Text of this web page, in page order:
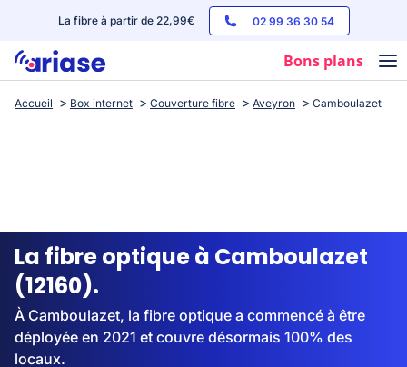
La fibre à partir de 22,99€ 02 99 36 30 54
Bons plans
Box internet
Streaming
Accueil Box internet Couverture fibre Aveyron Camboulazet
La fibre optique à Camboulazet
(12160).
À Camboulazet, la fibre optique a commencé à être
déployée en 2021 et couvre désormais 100% des
locaux.